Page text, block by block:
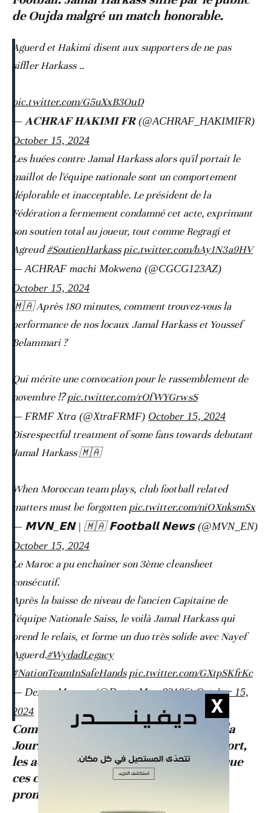
de Oujda malgré un match honorable.
Aguerd et Hakimi disent aux supporters de ne pas
siffler Harkass ..
pic.twitter.com/G5uXxB3OuD
— 𝐀𝐂𝐇𝐑𝐀𝐅 𝐇𝐀𝐊𝐈𝐌𝐈 𝐅𝐑 (@ACHRAF_HAKIMIFR)
October 15, 2024
Les huées contre Jamal Harkass alors qu'il portait le
maillot de l'équipe nationale sont un comportement
déplorable et inacceptable. Le président de la
Fédération a fermement condamné cet acte, exprimant
son soutien total au joueur, tout comme Regragi et
Agreud#SoutienHarkass pic.twitter.com/bAy1N3a9HV
— ACHRAF machi Mokwena (@CGCG123AZ)
October 15, 2024
🇲🇦 Après 180 minutes, comment trouvez-vous la
performance de nos locaux Jamal Harkass et Youssef
Belammari ?
Qui mérite une convocation pour le rassemblement de
novembre ⁉️pic.twitter.com/rOfWYGrwsS
— FRMF Xtra (@XtraFRMF) October 15, 2024
Disrespectful treatment of some fans towards debutant
Jamal Harkass 🇲🇦
When Moroccan team plays, club football related
matters must be forgotten pic.twitter.com/niOXnksmSx
— 𝗠𝗩𝗡_𝗘𝗡 | 🇲🇦 𝗙𝗼𝗼𝘁𝗯𝗮𝗹𝗹 𝗡𝗲𝘄𝘀 (@MVN_EN)
October 15, 2024
Le Maroc a pu enchaîner son 3ème cleansheet
consécutif.
Après la baisse de niveau de l'ancien Capitaine de
l'équipe Nationale Saiss, le voilà Jamal Harkass qui
prend le relais, et forme un duo très solide avec Nayef
Aguerd.#WydadLegacy
#NationTeamInSafeHands pic.twitter.com/GXtpSKfrKc
— Dexter Morgan (@DexterMorg83186)October 15,
2024
Comme chaque année, à l’occasion de la
Journée de l’abolition de la peine de mort,
les activistes du Maroc appellent à ce que
ces condamnations ne soient plus
prononcées.